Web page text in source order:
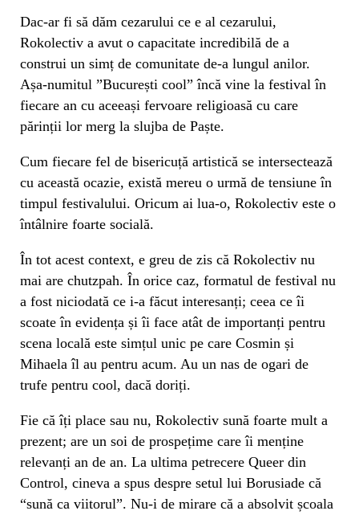
Dac-ar fi să dăm cezarului ce e al cezarului,
Rokolectiv a avut o capacitate incredibilă de a
construi un simț de comunitate de-a lungul anilor.
Așa-numitul ”București cool” încă vine la festival în
fiecare an cu aceeași fervoare religioasă cu care
părinții lor merg la slujba de Paște.
Cum fiecare fel de bisericuță artistică se intersectează
cu această ocazie, există mereu o urmă de tensiune în
timpul festivalului. Oricum ai lua-o, Rokolectiv este o
întâlnire foarte socială.
În tot acest context, e greu de zis că Rokolectiv nu
mai are chutzpah. În orice caz, formatul de festival nu
a fost niciodată ce i-a făcut interesanți; ceea ce îi
scoate în evidența și îi face atât de importanți pentru
scena locală este simțul unic pe care Cosmin și
Mihaela îl au pentru acum. Au un nas de ogari de
trufe pentru cool, dacă doriți.
Fie că îți place sau nu, Rokolectiv sună foarte mult a
prezent; are un soi de prospețime care îi menține
relevanți an de an. La ultima petrecere Queer din
Control, cineva a spus despre setul lui Borusiade că
“sună ca viitorul”. Nu-i de mirare că a absolvit școala